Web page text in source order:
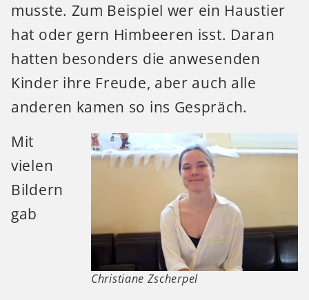
musste. Zum Beispiel wer ein Haustier
hat oder gern Himbeeren isst. Daran
hatten besonders die anwesenden
Kinder ihre Freude, aber auch alle
anderen kamen so ins Gespräch.
Christiane Zscherpel
Mit
vielen
Bildern
gab